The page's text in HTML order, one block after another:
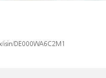
DE000WA6C2M1